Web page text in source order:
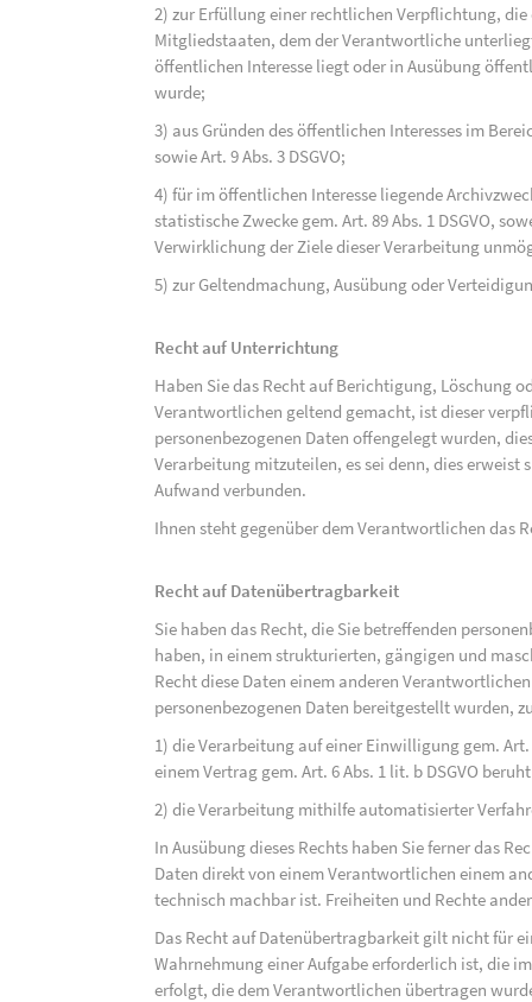
2) zur Erfüllung einer rechtlichen Verpflichtung,
Mitgliedstaaten, dem der Verantwortliche
öffentlichen Interesse liegt oder in Ausübung
wurde;
3) aus Gründen des öffentlichen Interesses im
sowie Art. 9 Abs. 3 DSGVO;
4) für im öffentlichen Interesse liegende
statistische Zwecke gem. Art. 89 Abs. 1 DSGVO,
Verwirklichung der Ziele dieser Verarbeitung
5) zur Geltendmachung, Ausübung oder
Recht auf Unterrichtung
Haben Sie das Recht auf Berichtigung, Löschung
Verantwortlichen geltend gemacht, ist dieser
personenbezogenen Daten offengelegt wurden,
Verarbeitung mitzuteilen, es sei denn, dies
Aufwand verbunden.
Ihnen steht gegenüber dem Verantwortlichen das
Recht auf Datenübertragbarkeit
Sie haben das Recht, die Sie betreffenden
haben, in einem strukturierten, gängigen und
Recht diese Daten einem anderen
personenbezogenen Daten bereitgestellt wurden,
1) die Verarbeitung auf einer Einwilligung gem. Art.
einem Vertrag gem. Art. 6 Abs. 1 lit. b DSGVO
2) die Verarbeitung mithilfe automatisierter
In Ausübung dieses Rechts haben Sie ferner das
Daten direkt von einem Verantwortlichen einem
technisch machbar ist. Freiheiten und Rechte
Das Recht auf Datenübertragbarkeit gilt nicht für
Wahrnehmung einer Aufgabe erforderlich ist, die
erfolgt, die dem Verantwortlichen übertragen